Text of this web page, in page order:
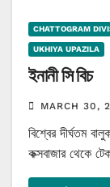
CHATTOGRAM
UKHIYA UPAZILA
ইনানী সি বিচ
MARCH 30,
বিশ্বের দীর্ঘতম
কক্সবাজার থেকে